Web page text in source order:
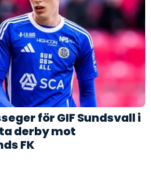
för GIF Sundsvall i
derby mot
FK